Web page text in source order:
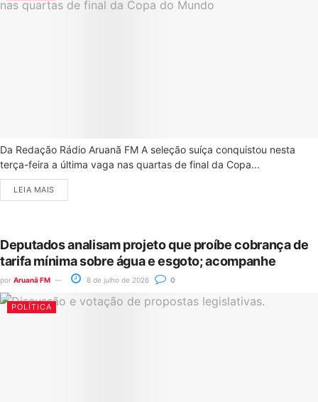
Da Redação Rádio Aruanã FM A seleção suíça conquistou nesta
terça-feira a última vaga nas quartas de final da Copa...
LEIA MAIS
Deputados analisam projeto que proíbe cobrança de
tarifa mínima sobre água e esgoto; acompanhe
por Aruanã FM 8 de julho de 2026 0
POLÍTICA